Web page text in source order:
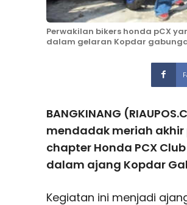
Perwakilan bikers honda pCX
dalam gelaran Kopdar
BANGKINANG
mendadak meriah akhir
chapter Honda PCX
dalam ajang Kopdar
Kegiatan ini menjadi